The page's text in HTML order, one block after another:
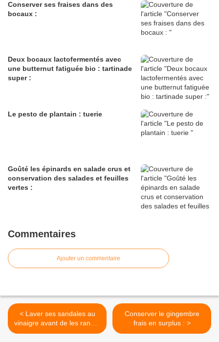
Conserver ses fraises dans des
bocaux :
Deux bocaux lactofermentés avec
une butternut fatiguée bio : tartinade
super :
Le pesto de plantain : tuerie
Goûté les épinards en salade crus et
conservation des salades et feuilles
vertes :
Commentaires
Ajouter un commentaire
< Laver ses sandales au
vinaigre avant de les ranger
:
Conserver le gingembre
frais en surplus : >